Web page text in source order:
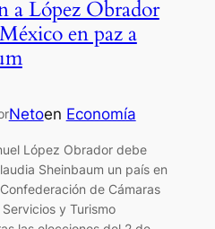
a López Obrador
en paz a
Netoen Economía
López Obrador debe
Sheinbaum un país en
de Cámaras
y Turismo